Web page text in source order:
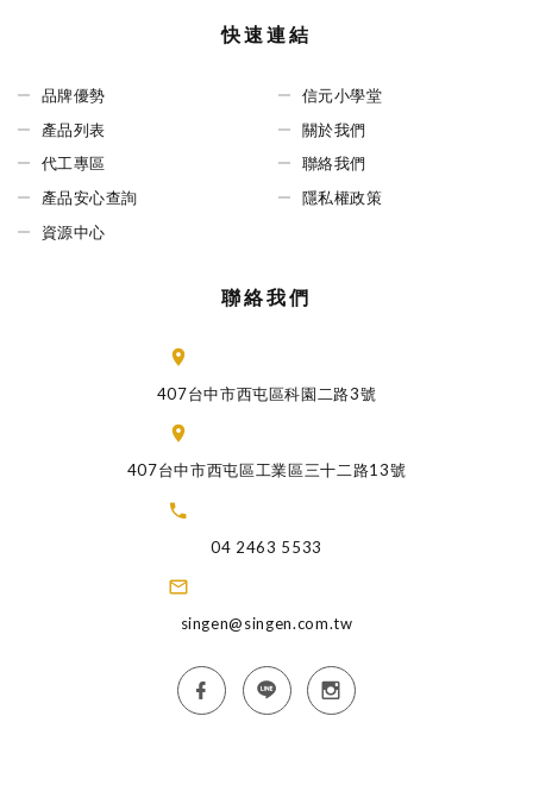
快速連結
品牌優勢
產品列表
代工專區
產品安心查詢
資源中心
信元小學堂
關於我們
聯絡我們
隱私權政策
聯絡我們
407台中市西屯區科園二路3號
407台中市西屯區工業區三十二路13號
04 2463 5533
singen@singen.com.tw